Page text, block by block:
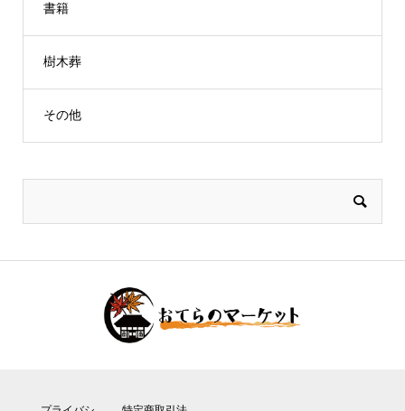
書籍
樹木葬
その他